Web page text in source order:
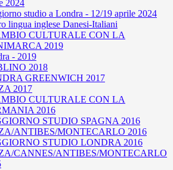
2024
studio a Londra - 12/19 aprile 2024
lingua inglese Danesi-Italiani
CULTURALE CON LA
2019
- 2019
2018
GREENWICH 2017
2017
CULTURALE CON LA
2016
STUDIO SPAGNA 2016
ANTIBES/MONTECARLO 2016
STUDIO LONDRA 2016
CANNES/ANTIBES/MONTECARLO